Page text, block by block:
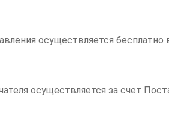
осуществляется бесплатно
осуществляется за счет